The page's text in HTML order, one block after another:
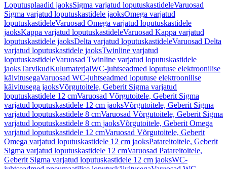
Loputusplaadid jaoksSigma varjatud loputuskastideleVaruosad
Sigma varjatud loputuskastidele jaoksOmega varjatud
loputuskastideleVaruosad Omega varjatud loputuskastidele
jaoksKappa varjatud loputuskastideleVaruosad Kappa varjatud
loputuskastidele jaoksDelta varjatud loputuskastideleVaruosad Delta
varjatud loputuskastidele jaoksTwinline varjatud
loputuskastideleVaruosad Twinline varjatud loputuskastidele
jaoksTarvikudKulumaterjalWC-juhtseadmed loputuse elektroonilise
käivitusegaVaruosad WC-juhtseadmed loputuse elektroonilise
käivitusega jaoksVõrgutoitele, Geberit Sigma varjatud
loputuskastidele 12 cmVaruosad Võrgutoitele, Geberit Sigma
varjatud loputuskastidele 12 cm jaoksVõrgutoitele, Geberit Sigma
varjatud loputuskastidele 8 cmVaruosad Võrgutoitele, Geberit Sigma
varjatud loputuskastidele 8 cm jaoksVõrgutoitele, Geberit Omega
varjatud loputuskastidele 12 cmVaruosad Võrgutoitele, Geberit
Omega varjatud loputuskastidele 12 cm jaoksPatareitoitele, Geberit
Sigma varjatud loputuskastidele 12 cmVaruosad Patareitoitele,
Geberit Sigma varjatud loputuskastidele 12 cm jaoksWC-